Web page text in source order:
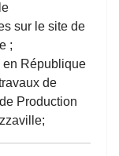
sur le site de
;
en République
de
Production